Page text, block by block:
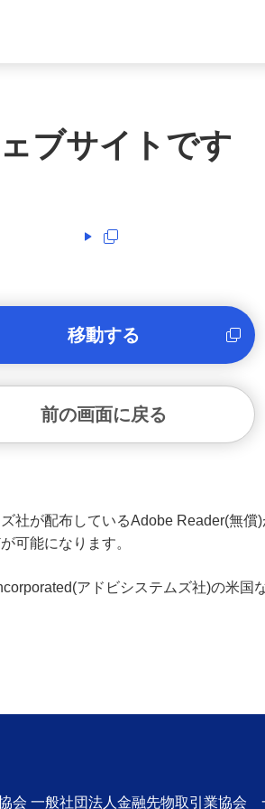
ブサイトです
移動する
前の画面に戻る
社が配布しているAdobe Reader(無
可能になります。
アドビシステムズ社)の米国
一般社団法人金融先物取引業協会